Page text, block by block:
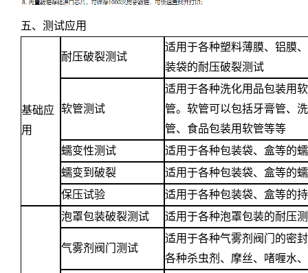
五、测试应用
基础应
用
耐压破裂测试
适用于各种塑料薄膜、铝膜
装袋的耐压破裂测试
软管测试
适用于各种洗化用品包装用
管。软管可以包括牙膏管、
管、食品包装用软管等等
蠕变性测试
适用于各种包装袋、盒等的
蠕变到破裂
适用于各种包装袋、盒等的
保压试验
适用于各种包装袋、盒等的
泡罩包装破裂测试 适用于各种泡罩包装的耐压
气雾剂阀门测试
适用于各种气雾剂阀门的密
各种杀虫剂、摩丝、啫喱水